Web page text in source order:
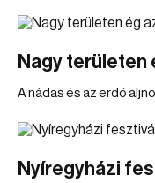
Nagy területen
A nádas és az erdő
Nyíregyházi